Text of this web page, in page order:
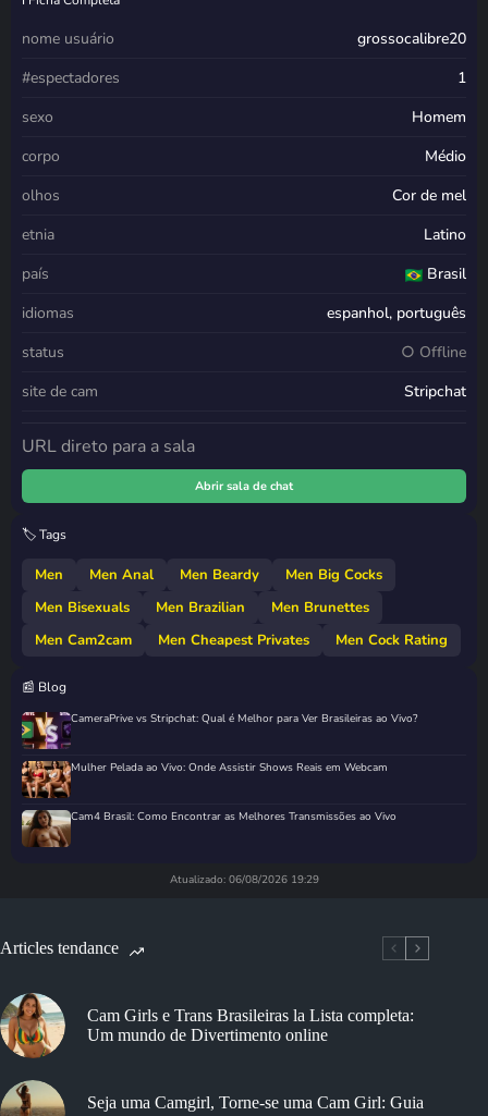
nome usuário
grossocalibre20
#espectadores
1
sexo
Homem
corpo
Médio
olhos
Cor de mel
etnia
Latino
país
Brasil
idiomas
espanhol, português
status
○ Offline
site de cam
Stripchat
URL direto para a sala
Abrir sala de chat
🏷️ Tags
Men Men Anal Men Beardy
Men Big Cocks
Men Bisexuals
Men Brazilian
Men Brunettes
Men Cam2cam
Men Cheapest Privates Men Cock Rating
📰 Blog
CameraPrive vs Stripchat: Qual é Melhor para Ver Brasileiras ao Vivo?
Mulher Pelada ao Vivo: Onde Assistir Shows Reais em Webcam
Cam4 Brasil: Como Encontrar as Melhores Transmissões ao Vivo
Atualizado: 06/08/2026 19:29
Articles tendance
Cam Girls e Trans Brasileiras la Lista completa:
Um mundo de Divertimento online
Seja uma Camgirl, Torne-se uma Cam Girl: Guia